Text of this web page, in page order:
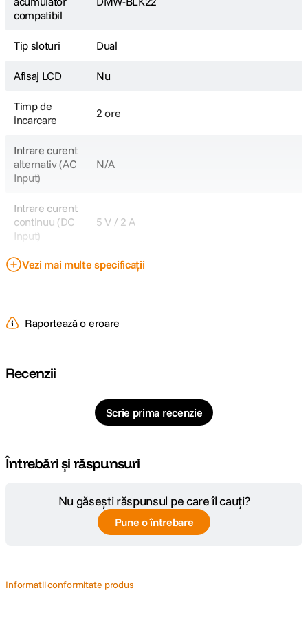
compatibil
Tip sloturi Dual
Afisaj LCD Nu
Timp de
incarcare
2 ore
Intrare curent
alternativ (AC
Input)
N/A
Intrare curent
continuu (DC
Input)
5 V / 2 A
Port USB Da
Greutate
DETALII PRODUCATOR
Vezi mai multe specificații
Raportează o eroare
Recenzii
Scrie prima recenzie
Întrebări și răspunsuri
Nu găsești răspunsul pe care îl cauți?
Pune o întrebare
Informatii conformitate produs